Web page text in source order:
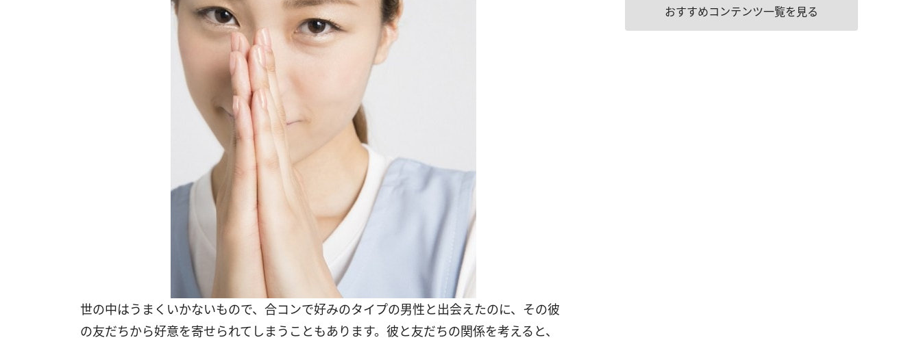
世の中はうまくいかないもので、合コンで好みのタイプの男性と出会えたのに、その彼
の友だちから好意を寄せられてしまうこともあります。彼と友だちの関係を考えると、
おすすめコンテンツ一覧を見る